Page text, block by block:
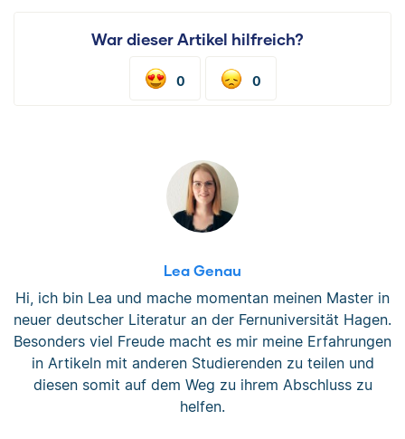
War dieser Artikel hilfreich?
0 0
Lea Genau
Hi, ich bin Lea und mache momentan meinen Master in
neuer deutscher Literatur an der Fernuniversität Hagen.
Besonders viel Freude macht es mir meine Erfahrungen
in Artikeln mit anderen Studierenden zu teilen und
diesen somit auf dem Weg zu ihrem Abschluss zu
helfen.